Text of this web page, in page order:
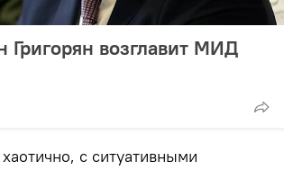
Григорян возглавит МИД
с ситуативными